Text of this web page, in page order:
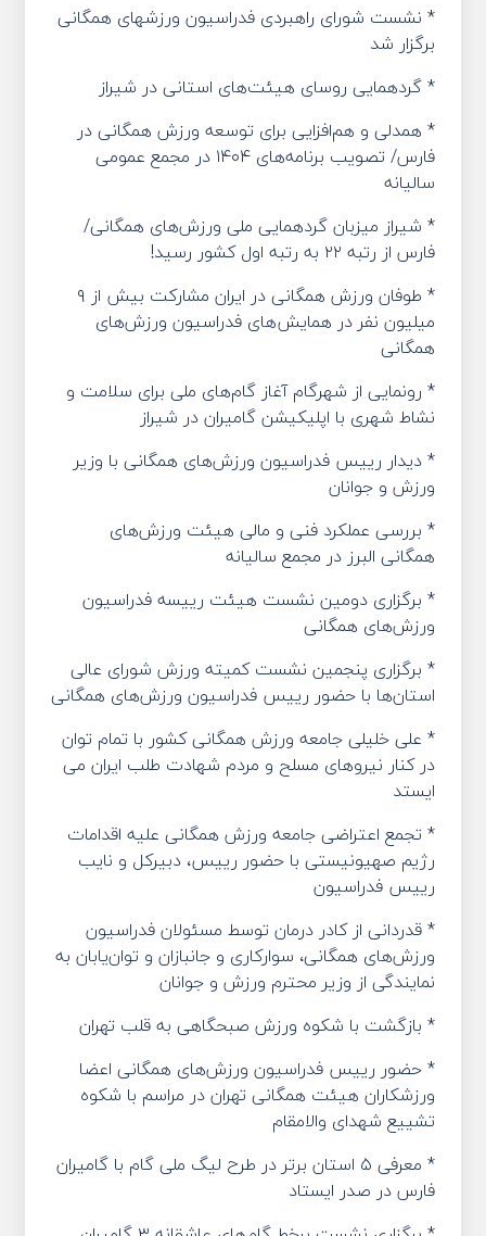
* نشست شورای راهبردی فدراسیون ورزشهای همگانی
برگزار شد
* گردهمایی روسای هیئت‌های استانی در شیراز
* همدلی و هم‌افزایی برای توسعه ورزش همگانی در
فارس/ تصویب برنامه‌های ۱۴۰۴ در مجمع عمومی
سالیانه
* شیراز میزبان گردهمایی ملی ورزش‌های همگانی/
فارس از رتبه ۲۲ به رتبه اول کشور رسید!
* طوفان ورزش همگانی در ایران مشارکت بیش از ۹
میلیون نفر در همایش‌های فدراسیون ورزش‌های
همگانی
* رونمایی از شهرگام آغاز گام‌های ملی برای سلامت و
نشاط شهری با اپلیکیشن گامیران در شیراز
* دیدار رییس فدراسیون ورزش‌های همگانی با وزیر
ورزش و جوانان
* بررسی عملکرد فنی و مالی هیئت ورزش‌های
همگانی البرز در مجمع سالیانه
* برگزاری دومین نشست هیئت رییسه فدراسیون
ورزش‌های همگانی
* برگزاری پنجمین نشست کمیته ورزش شورای عالی
استان‌ها با حضور رییس فدراسیون ورزش‌های همگانی
* علی خلیلی جامعه ورزش همگانی کشور با تمام توان
در کنار نیروهای مسلح و مردم شهادت طلب ایران می
ایستد
* تجمع اعتراضی جامعه ورزش همگانی علیه اقدامات
رژیم صهیونیستی با حضور رییس، دبیرکل و نایب
رییس فدراسیون
* قدردانی از کادر درمان توسط مسئولان فدراسیون
ورزش‌های همگانی، سوارکاری و جانبازان و توان‌یابان به
نمایندگی از وزیر محترم ورزش و جوانان
* بازگشت با شکوه ورزش صبحگاهی به قلب تهران
* حضور رییس فدراسیون ورزش‌های همگانی اعضا
ورزشکاران هیئت همگانی تهران در مراسم با شکوه
تشییع شهدای والامقام
* معرفی ۵ استان برتر در طرح لیگ ملی گام با گامیران
فارس در صدر ایستاد